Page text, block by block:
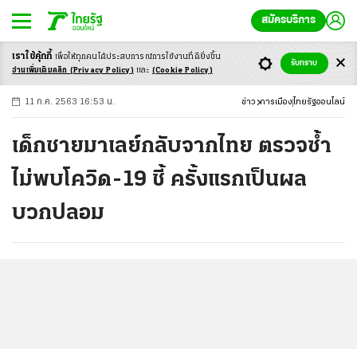
สมัครบริการ
-ก ก ก+
11 ก.ค. 2563 16:53 น. ข่าว การเมือง ไทยรัฐออนไลน์
เด็กชายมาเลย์กลับจากไทย ตรวจซ้ำ
ไม่พบโควิด-19 ชี้ ครั้งแรกเป็นผล
บวกปลอม
เราใช้คุ้กกี้ เพื่อให้ทุกคนได้ประสบการณ์การใช้งานที่ดียิ่งขึ้น
อ่านเพิ่มเติมคลิก (Privacy Policy) และ (Cookie Policy)
รับทราบ